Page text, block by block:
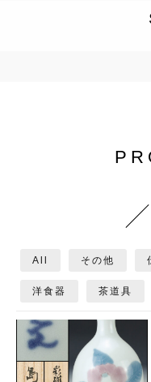
All その他
洋食器 茶道具